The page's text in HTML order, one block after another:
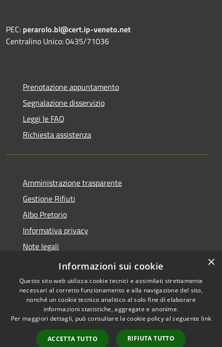
PEC: perarolo.bl@cert.ip-veneto.net
Centralino Unico: 0435/71036
Prenotazione appuntamento
Segnalazione disservizio
Leggi le FAQ
Richiesta assistenza
Amministrazione trasparente
Gestione Rifiuti
Albo Pretorio
Informativa privacy
Note legali
Dichiarazione di accessibilità
Accessibilità
Copyright © 2026 • Comune di
Perarolo di Cadore • Powered
byMunicipium
Accesso
×
Informazioni sui cookie
Questo sito web utilizza cookie tecnici e assimilati strettamente
necessari al corretto funzionamento e alla navigazione del sito,
nonché un cookie tecnico analitico al solo fine di elaborare
informazioni statistiche, aggregate e anonime.
Per maggiori dettagli, può consultare la cookie policy al seguente link
ACCETTA TUTTO RIFIUTA TUTTO